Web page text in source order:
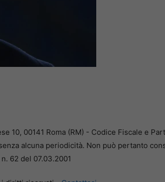
10, 00141 Roma (RM) - Codice Fiscale e
alcuna periodicità. Non può pertanto
62 del 07.03.2001